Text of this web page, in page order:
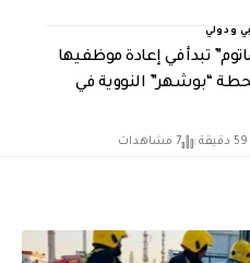
ودولي
تبدأ في إعادة موظفيها
“بوشهر” النووية في
7 مشاهدات